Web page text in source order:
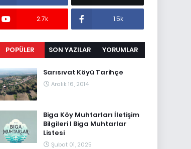
2.7k 1.5k
POPÜLER SON YAZILAR YORUMLAR
Sarısıvat Köyü Tarihçe
Aralık 16, 2014
Biga Köy Muhtarları İletişim
Bilgileri I Biga Muhtarlar
Listesi
Şubat 01, 2025